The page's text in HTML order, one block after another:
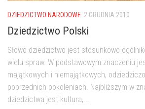
DZIEDZICTWO NARODOWE 2 GRUDNIA 2010
Dziedzictwo Polski
Słowo dziedzictwo jest stosunkowo
wielu spraw. W podstawowym znaczeniu
majątkowych i niemajątkowych,
poprzednich pokoleniach. Najbliższym w
dziedzictwa jest kultura,...